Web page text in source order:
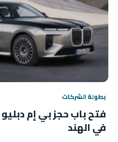
بطولة الشركات
في الهند